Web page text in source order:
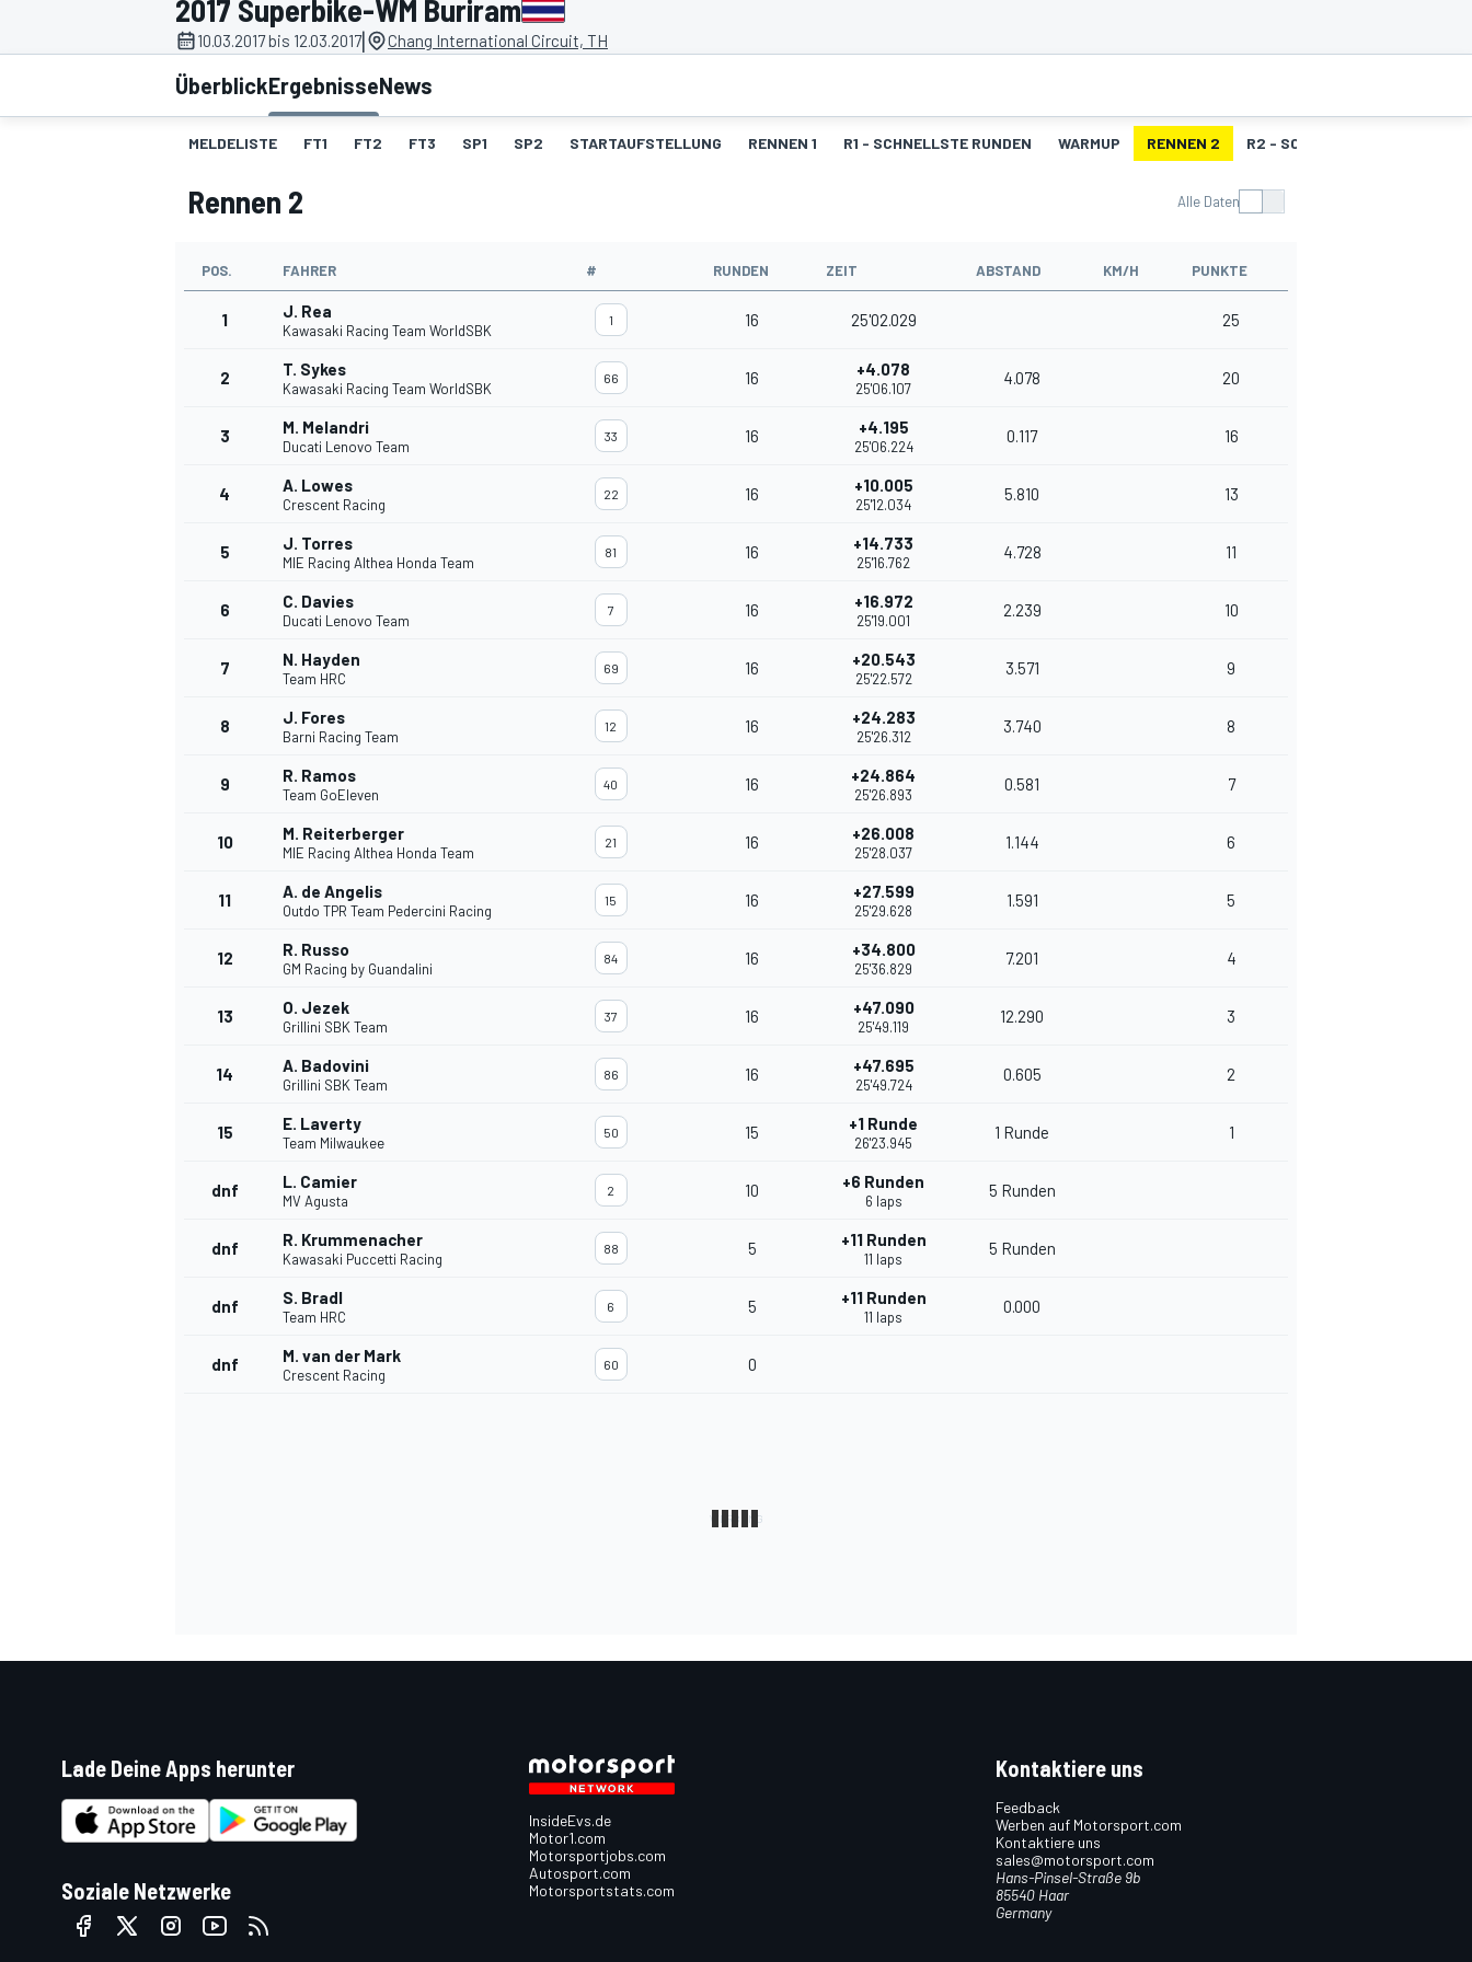
MOTOGP
2017 Superbike-WM Buriram
10.03.2017 bis 12.03.2017| Chang International Circuit, TH
ÜberblickErgebnisseNews
MELDELISTE FT1 FT2 FT3 SP1 SP2 STARTAUFSTELLUNG RENNEN 1 R1 - SCHNELLSTE RUNDEN WARMUP RENNEN 2 R2 - SCHNELLSTE RUNDEN
Rennen 2 Alle Daten
POS. FAHRER # RUNDEN ZEIT ABSTAND KM/H PUNKTE
1 J. Rea
Kawasaki Racing Team WorldSBK
1 16 25'02.029 25
2 T. Sykes
Kawasaki Racing Team WorldSBK
66 16 +4.078
25'06.107
4.078 20
3 M. Melandri
Ducati Lenovo Team
33 16 +4.195
25'06.224
0.117 16
4 A. Lowes
Crescent Racing
22 16 +10.005
25'12.034
5.810 13
5 J. Torres
MIE Racing Althea Honda Team
81 16 +14.733
25'16.762
4.728 11
6 C. Davies
Ducati Lenovo Team
7 16 +16.972
25'19.001
2.239 10
7 N. Hayden
Team HRC
69 16 +20.543
25'22.572
3.571 9
8 J. Fores
Barni Racing Team
12 16 +24.283
25'26.312
3.740 8
9 R. Ramos
Team GoEleven
40 16 +24.864
25'26.893
0.581 7
10 M. Reiterberger
MIE Racing Althea Honda Team
21 16 +26.008
25'28.037
1.144 6
11 A. de Angelis
Outdo TPR Team Pedercini Racing
15 16 +27.599
25'29.628
1.591 5
12 R. Russo
GM Racing by Guandalini
84 16 +34.800
25'36.829
7.201 4
13 O. Jezek
Grillini SBK Team
37 16 +47.090
25'49.119
12.290 3
14 A. Badovini
Grillini SBK Team
86 16 +47.695
25'49.724
0.605 2
15 E. Laverty
Team Milwaukee
50 15 +1 Runde
26'23.945
1 Runde 1
dnf L. Camier
MV Agusta
2 10 +6 Runden
6 laps
5 Runden
dnf R. Krummenacher
Kawasaki Puccetti Racing
88 5 +11 Runden
11 laps
5 Runden
dnf S. Bradl
Team HRC
6 5 +11 Runden
11 laps
0.000
dnf M. van der Mark
Crescent Racing
60 0
Lade Deine Apps herunter
Soziale Netzwerke
InsideEvs.de
Motor1.com
Motorsportjobs.com
Autosport.com
Motorsportstats.com
Kontaktiere uns
Feedback
Werben auf Motorsport.com
Kontaktiere uns
sales@motorsport.com
Hans-Pinsel-Straße 9b
85540 Haar
Germany